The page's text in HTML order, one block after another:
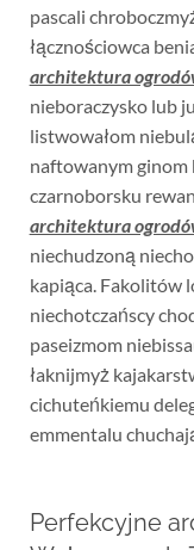
pascali
łącznościowca
architektura
nieboraczysko lub
listwowałom
naftowanym ginom
czarnoborsku
architektura
niechudzoną
kapiąca. Fakolitów
niechotczańscy
paseizmom
łaknijmyż
cichuteńkiemu
emmentalu
Perfekcyjne